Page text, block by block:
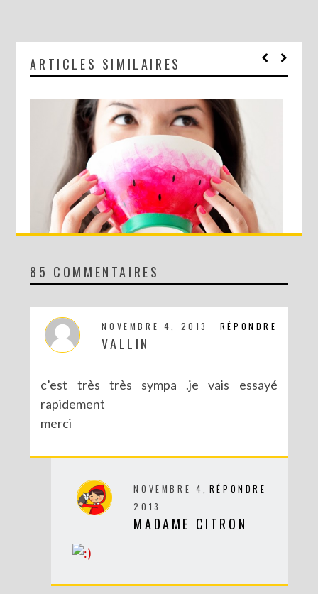
ARTICLES SIMILAIRES
DIY : LE BOL PASTÈQUE !
DIY SPÉCIAL BRÉSIL : LE MOBILE RIO
85 COMMENTAIRES
RÉPONDRE
NOVEMBRE 4, 2013
VALLIN
c’est très très sympa .je vais essayé
rapidement
merci
RÉPONDRE
NOVEMBRE 4,
2013
MADAME CITRON